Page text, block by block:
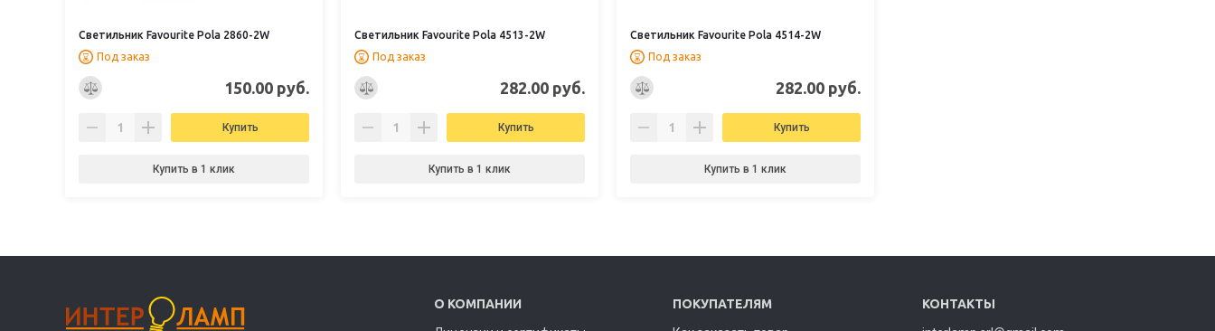
Светильник Favourite Pola 2860-2W
Под заказ
150.00 руб.
Купить
Купить в 1 клик
Светильник Favourite Pola 4513-2W
Под заказ
282.00 руб.
Купить
Купить в 1 клик
Светильник Favourite Pola 4514-2W
Под заказ
282.00 руб.
Купить
Купить в 1 клик
О КОМПАНИИ
ПОКУПАТЕЛЯМ
КОНТАКТЫ